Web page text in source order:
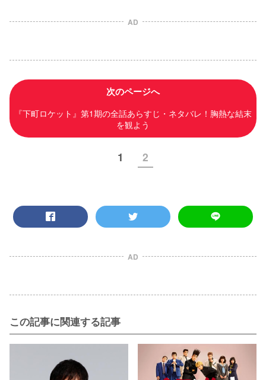
AD
次のページへ
『下町ロケット』第1期の全話あらすじ・ネタバレ！胸熱な結末
を観よう
1 2
AD
この記事に関連する記事